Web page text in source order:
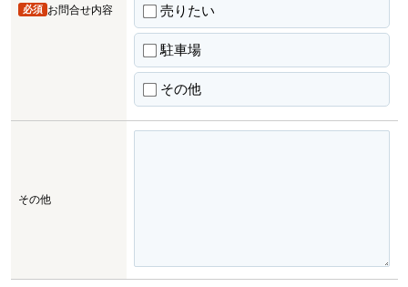
お問合せ内容
必須 売りたい
駐車場
その他
その他